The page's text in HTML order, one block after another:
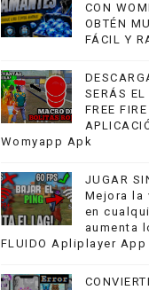
CON
OBTÉN
FÁCIL Y
SERÁS
FREE
Womyapp Apk
JUGAR
Mejora la
en
aumenta
FLUIDO Apliplayer App